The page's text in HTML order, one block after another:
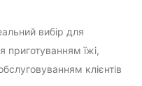
вибір для
приготуванням їжі,
клієнтів